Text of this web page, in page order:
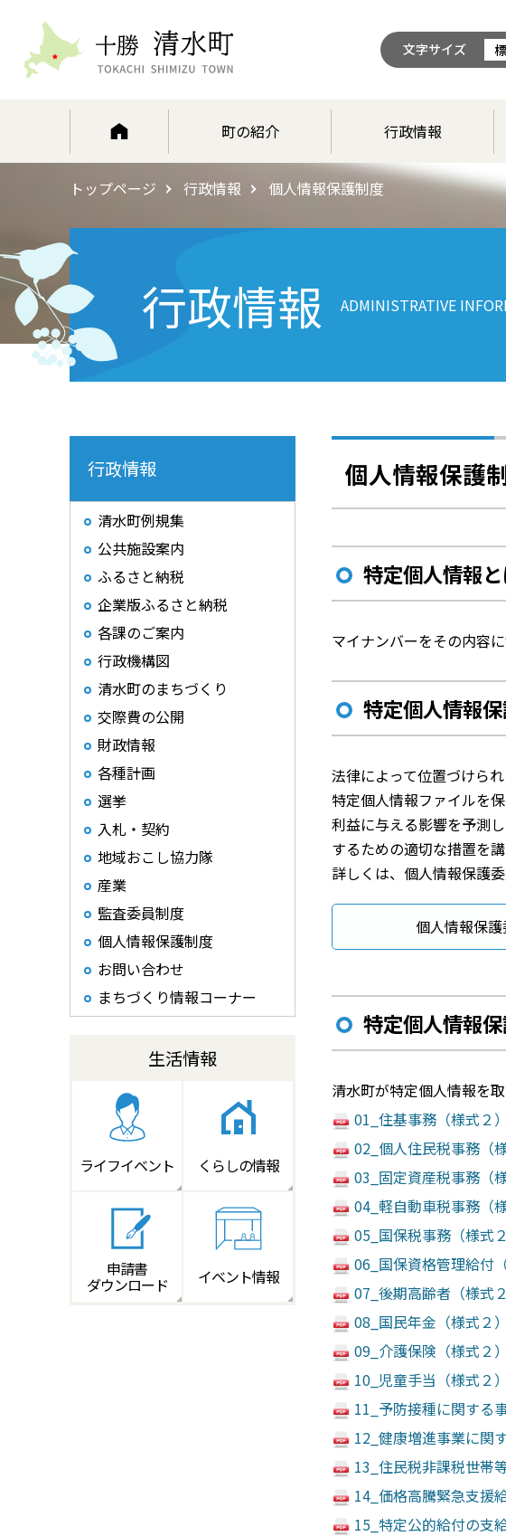
文字サイズ
町の紹介 行政情報
トップページ 行政情報 個人情報保護制度
行政情報 ADMINISTRATIVE
行政情報
清水町例規集
公共施設案内
ふるさと納税
企業版ふるさと納税
各課のご案内
行政機構図
清水町のまちづくり
交際費の公開
財政情報
各種計画
選挙
入札・契約
地域おこし協力隊
産業
監査委員制度
個人情報保護制度
お問い合わせ
まちづくり情報コーナー
生活情報
ライフイベント くらしの情報
申請書
ダウンロード イベント情報
個人情報保護
特定個人情報
マイナンバーをその内容に
特定個人情報
法律によって位置づけら
特定個人情報ファイルを
利益に与える影響を予測
するための適切な措置を
詳しくは、個人情報保護
個人情報保
特定個人情報
清水町が特定個人情報を
01_住基事務（様式２
02_個人住民税事務（
03_固定資産税事務（
04_軽自動車税事務（
05_国保税事務（様式
06_国保資格管理給付
07_後期高齢者（様式
08_国民年金（様式２
09_介護保険（様式２
10_児童手当（様式２
11_予防接種に関する
12_健康増進事業に関
13_住民税非課税世帯
14_価格高騰緊急支援
15_特定公的給付の支